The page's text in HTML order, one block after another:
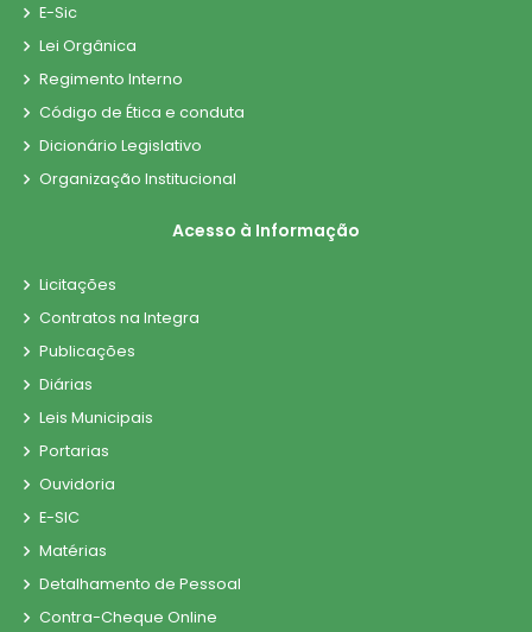
E-Sic
Lei Orgânica
Regimento Interno
Código de Ética e conduta
Dicionário Legislativo
Organização Institucional
Acesso à Informação
Licitações
Contratos na Integra
Publicações
Diárias
Leis Municipais
Portarias
Ouvidoria
E-SIC
Matérias
Detalhamento de Pessoal
Contra-Cheque Online